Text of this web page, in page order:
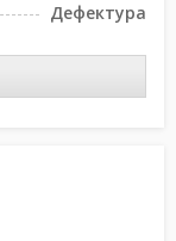
Дефектура